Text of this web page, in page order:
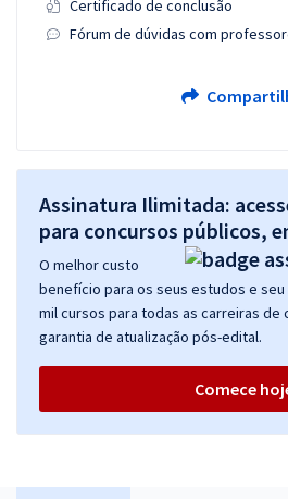
Certificado de conclusão
Fórum de dúvidas com
Assinatura Ilimitada:
para concursos públicos,
O melhor custo
benefício para os seus estudos e seu
mil cursos para todas as carreiras de
garantia de atualização pós-edital.
Comece